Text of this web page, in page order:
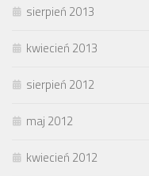
sierpień 2013
kwiecień 2013
sierpień 2012
maj 2012
kwiecień 2012